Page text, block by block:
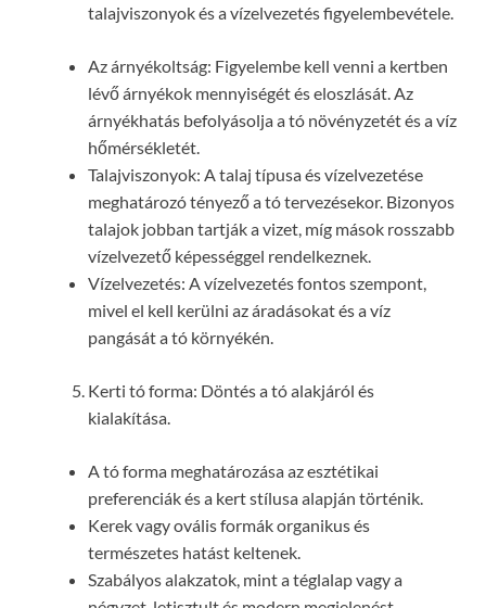
talajviszonyok és a vízelvezetés figyelembevétele.
Az árnyékoltság: Figyelembe kell venni a kertben
lévő árnyékok mennyiségét és eloszlását. Az
árnyékhatás befolyásolja a tó növényzetét és a víz
hőmérsékletét.
Talajviszonyok: A talaj típusa és vízelvezetése
meghatározó tényező a tó tervezésekor. Bizonyos
talajok jobban tartják a vizet, míg mások rosszabb
vízelvezető képességgel rendelkeznek.
Vízelvezetés: A vízelvezetés fontos szempont,
mivel el kell kerülni az áradásokat és a víz
pangását a tó környékén.
Kerti tó forma: Döntés a tó alakjáról és
kialakítása.
A tó forma meghatározása az esztétikai
preferenciák és a kert stílusa alapján történik.
Kerek vagy ovális formák organikus és
természetes hatást keltenek.
Szabályos alakzatok, mint a téglalap vagy a